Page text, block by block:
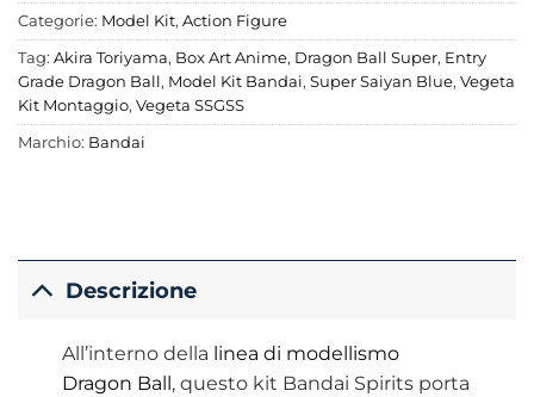
Categorie: Model Kit, Action Figure
Tag: Akira Toriyama, Box Art Anime, Dragon Ball Super, Entry
Grade Dragon Ball, Model Kit Bandai, Super Saiyan Blue, Vegeta
Kit Montaggio, Vegeta SSGSS
Marchio: Bandai
Descrizione
All’interno della linea di modellismo
Dragon Ball , questo kit Bandai Spirits porta